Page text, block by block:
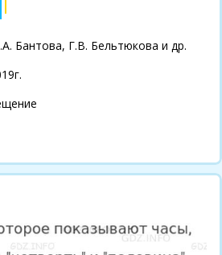
Бантова, Г.В. Бельтюкова и др.